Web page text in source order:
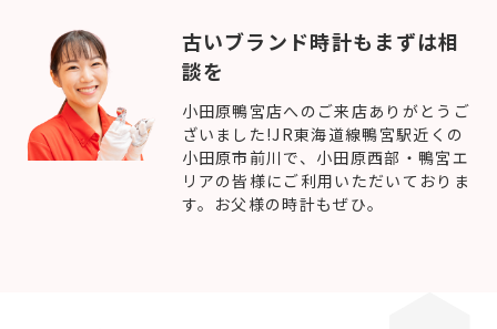
古いブランド時計もまずは相
談を
小田原鴨宮店へのご来店ありがとうご
ざいました!JR東海道線鴨宮駅近くの
小田原市前川で、小田原西部・鴨宮エ
リアの皆様にご利用いただいておりま
す。お父様の時計もぜひ。